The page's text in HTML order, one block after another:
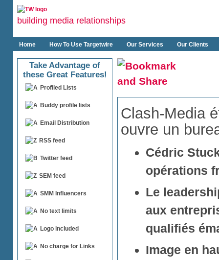
building media relationships
Home How To Use Targetwire Our Services Our Clients
Take Advantage of
these Great Features!
Profiled Lists
Buddy profile lists
Email Distribution
RSS feed
Twitter feed
SEM feed
SMM Influencers
No text limits
Logo included
No charge for Links
Clash-Media
ouvre un
Cédric
opérations
Le
aux
qualifiés
Image en